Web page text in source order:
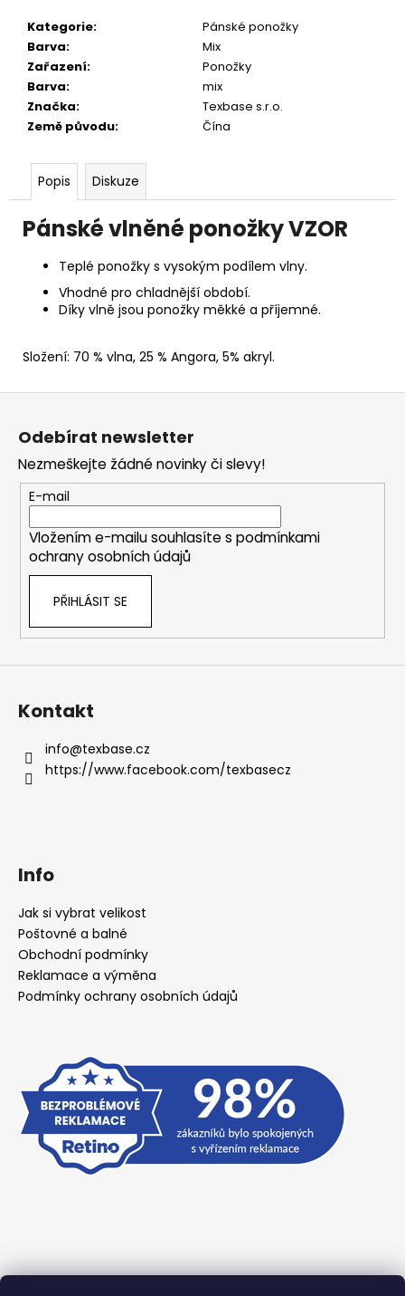
Kategorie:
Pánské ponožky
Barva:
Mix
Zařazení:
Ponožky
Barva:
mix
Značka:
Texbase s.r.o.
Země původu: Čína
Popis Diskuze
Pánské vlněné ponožky VZOR
Teplé ponožky s vysokým podílem vlny.
Vhodné pro chladnější období.
Díky vlně jsou ponožky měkké a příjemné.
Složení: 70 % vlna, 25 % Angora, 5% akryl.
Odebírat newsletter
Nezmeškejte žádné novinky či slevy!
E-mail
Vložením e-mailu souhlasíte s podmínkami
ochrany osobních údajů
PŘIHLÁSIT SE
Kontakt
info@texbase.cz
https://www.facebook.com/texbasecz
Info
Jak si vybrat velikost
Poštovné a balné
Obchodní podmínky
Reklamace a výměna
Podmínky ochrany osobních údajů